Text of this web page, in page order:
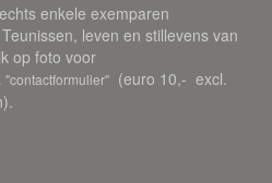
enkele exemparen
leven en stillevens van
op foto voor
"contactformulier" (euro 10,- excl.